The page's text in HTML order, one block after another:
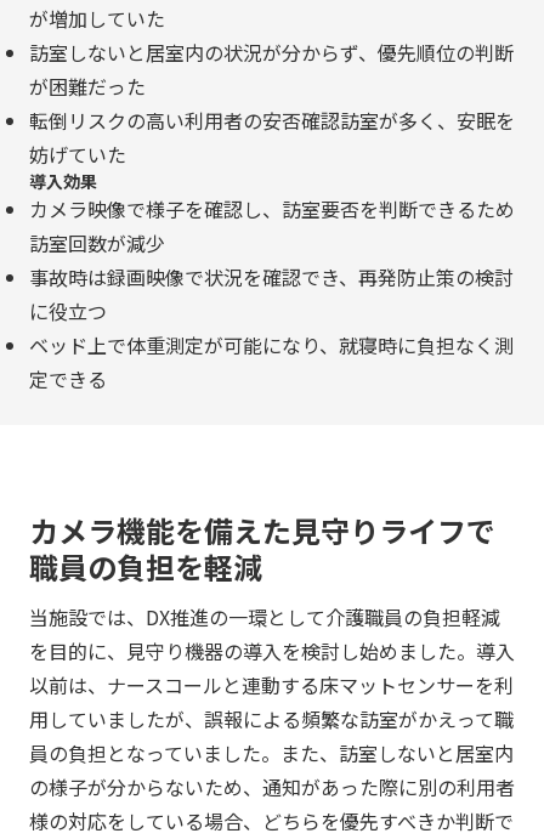
が増加していた
訪室しないと居室内の状況が分からず、優先順位の判断
が困難だった
転倒リスクの高い利用者の安否確認訪室が多く、安眠を
妨げていた
導入効果
カメラ映像で様子を確認し、訪室要否を判断できるため
訪室回数が減少
事故時は録画映像で状況を確認でき、再発防止策の検討
に役立つ
ベッド上で体重測定が可能になり、就寝時に負担なく測
定できる
カメラ機能を備えた見守りライフで
職員の負担を軽減
当施設では、DX推進の一環として介護職員の負担軽減
を目的に、見守り機器の導入を検討し始めました。導入
以前は、ナースコールと連動する床マットセンサーを利
用していましたが、誤報による頻繁な訪室がかえって職
員の負担となっていました。また、訪室しないと居室内
の様子が分からないため、通知があった際に別の利用者
様の対応をしている場合、どちらを優先すべきか判断で